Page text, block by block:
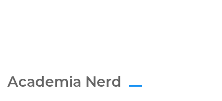
Academia Nerd